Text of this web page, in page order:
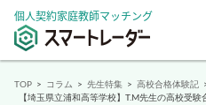
個人契約家庭教師マッチング
TOP コラム 先生特集
高校合格体験記
【埼玉県立浦和高等学校】T.M先生の高校受験